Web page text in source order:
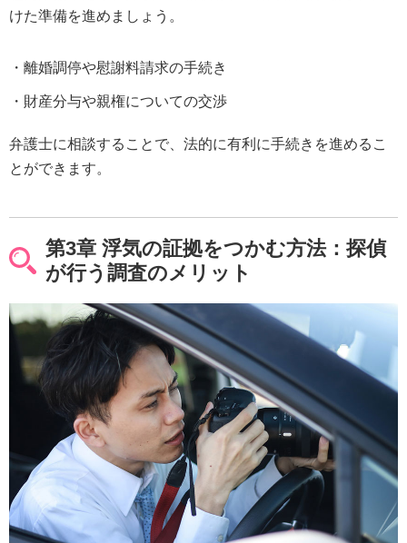
けた準備を進めましょう。
離婚調停や慰謝料請求の手続き
財産分与や親権についての交渉
弁護士に相談することで、法的に有利に手続きを進めるこ
とができます。
第3章 浮気の証拠をつかむ方法：探偵
が行う調査のメリット